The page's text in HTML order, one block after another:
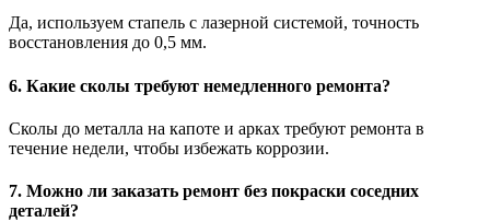
Да, используем стапель с лазерной системой, точность
восстановления до 0,5 мм.
6. Какие сколы требуют немедленного ремонта?
Сколы до металла на капоте и арках требуют ремонта в
течение недели, чтобы избежать коррозии.
7. Можно ли заказать ремонт без покраски соседних
деталей?